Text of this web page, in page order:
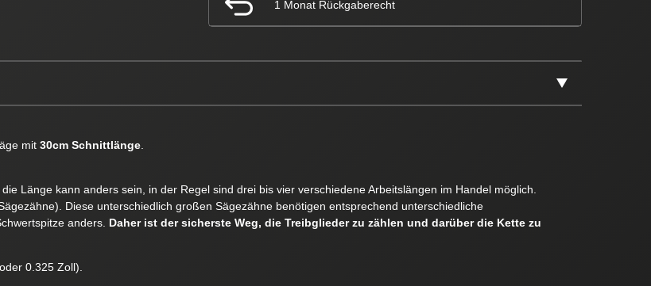
1 Monat Rückgaberecht
mit 30cm Schnittlänge.
Länge kann anders sein, in der Regel sind drei bis vier verschiedene Arbeitslängen im Handel möglich.
Diese unterschiedlich großen Sägezähne benötigen entsprechend unterschiedliche
anders. Daher ist der sicherste Weg, die Treibglieder zu zählen und darüber die Kette zu
0.325 Zoll).